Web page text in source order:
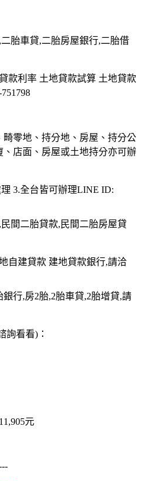
胎車貸,二胎房屋銀行,二胎借
款利率 土地貸款試算 土地貸款
零地、持分地、房屋、持分公
店面、房屋或土地持分亦可辦
3.全台皆可辦理LINE ID:
間二胎貸款,民間二胎房屋貸
自建貸款 建地貸款銀行,請洽
行,房2胎,2胎車貸,2胎增貸,請
詢看看)：
元